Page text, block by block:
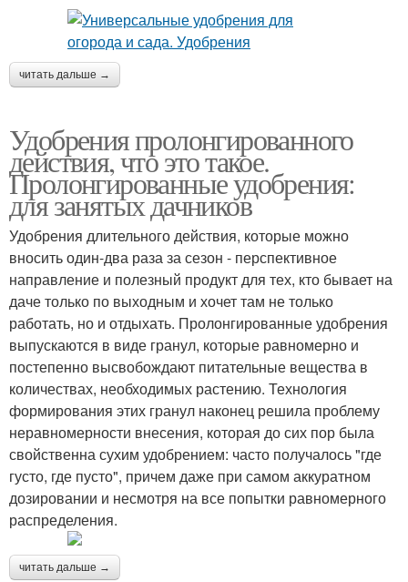
читать дальше →
Удобрения пролонгированного
действия, что это такое.
Пролонгированные удобрения:
для занятых дачников
Удобрения длительного действия, которые можно
вносить один-два раза за сезон - перспективное
направление и полезный продукт для тех, кто бывает на
даче только по выходным и хочет там не только
работать, но и отдыхать. Пролонгированные удобрения
выпускаются в виде гранул, которые равномерно и
постепенно высвобождают питательные вещества в
количествах, необходимых растению. Технология
формирования этих гранул наконец решила проблему
неравномерности внесения, которая до сих пор была
свойственна сухим удобрением: часто получалось "где
густо, где пусто", причем даже при самом аккуратном
дозировании и несмотря на все попытки равномерного
распределения.
читать дальше →